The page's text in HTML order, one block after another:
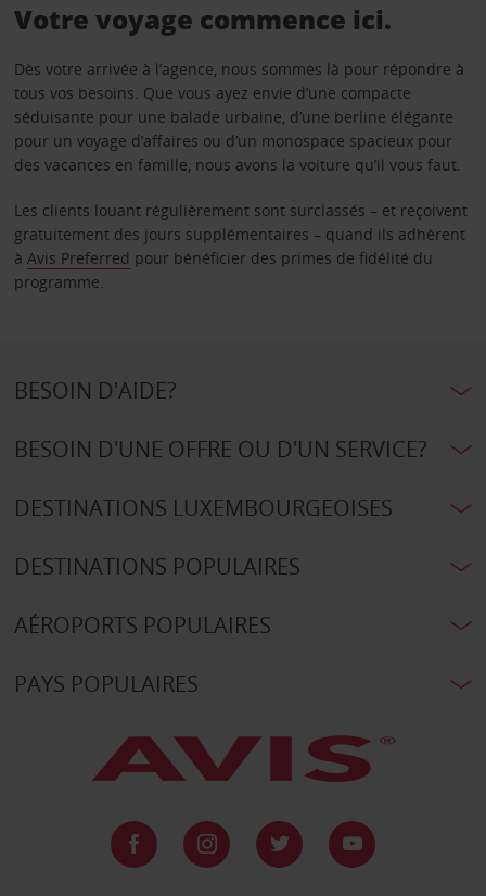
Votre voyage commence ici.
Dès votre arrivée à l’agence, nous sommes là pour répondre à
tous vos besoins. Que vous ayez envie d’une compacte
séduisante pour une balade urbaine, d’une berline élégante
pour un voyage d’affaires ou d’un monospace spacieux pour
des vacances en famille, nous avons la voiture qu’il vous faut.
Les clients louant régulièrement sont surclassés – et reçoivent
gratuitement des jours supplémentaires – quand ils adhèrent
à Avis Preferred pour bénéficier des primes de fidélité du
programme.
BESOIN D'AIDE?
BESOIN D'UNE OFFRE OU D'UN SERVICE?
DESTINATIONS LUXEMBOURGEOISES
DESTINATIONS POPULAIRES
AÉROPORTS POPULAIRES
PAYS POPULAIRES